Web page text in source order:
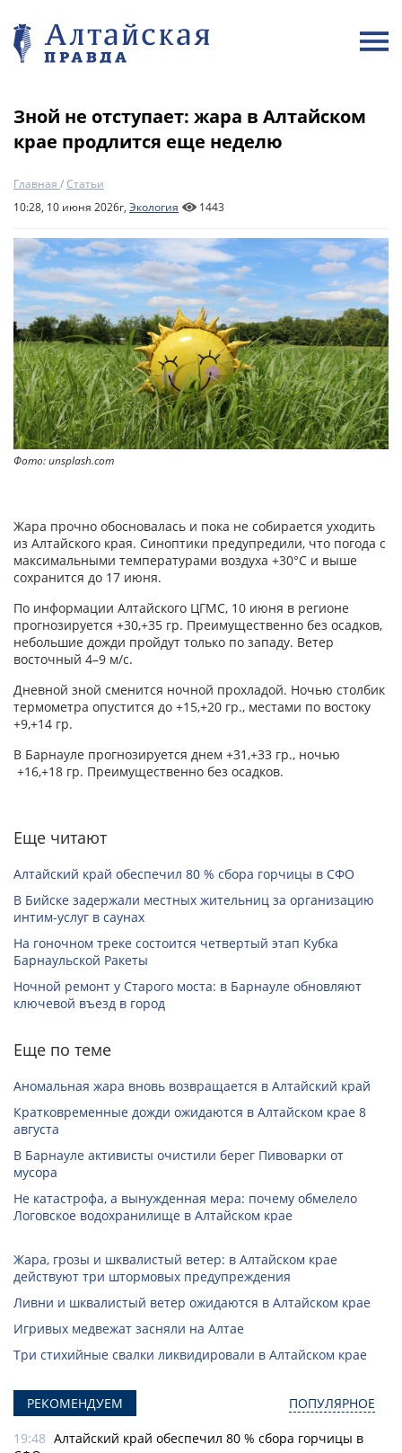
Зной не отступает: жара в Алтайском
крае продлится еще неделю
Главная /Статьи
10:28, 10 июня 2026г, Экология 1443
Фото: unsplash.com
Жара прочно обосновалась и пока не собирается уходить
из Алтайского края. Синоптики предупредили, что погода с
максимальными температурами воздуха +30°С и выше
сохранится до 17 июня.
По информации Алтайского ЦГМС, 10 июня в регионе
прогнозируется +30,+35 гр. Преимущественно без осадков,
небольшие дожди пройдут только по западу. Ветер
восточный 4–9 м/с.
Дневной зной сменится ночной прохладой. Ночью столбик
термометра опустится до +15,+20 гр., местами по востоку
+9,+14 гр.
В Барнауле прогнозируется днем +31,+33 гр., ночью
+16,+18 гр. Преимущественно без осадков.
Еще читают
Алтайский край обеспечил 80 % сбора горчицы в СФО
В Бийске задержали местных жительниц за организацию
интим-услуг в саунах
На гоночном треке состоится четвертый этап Кубка
Барнаульской Ракеты
Ночной ремонт у Старого моста: в Барнауле обновляют
ключевой въезд в город
Еще по теме
Аномальная жара вновь возвращается в Алтайский край
Кратковременные дожди ожидаются в Алтайском крае 8
августа
В Барнауле активисты очистили берег Пивоварки от
мусора
Не катастрофа, а вынужденная мера: почему обмелело
Логовское водохранилище в Алтайском крае
Жара, грозы и шквалистый ветер: в Алтайском крае
действуют три штормовых предупреждения
Ливни и шквалистый ветер ожидаются в Алтайском крае
Игривых медвежат засняли на Алтае
Три стихийные свалки ликвидировали в Алтайском крае
РЕКОМЕНДУЕМ ПОПУЛЯРНОЕ
19:48 Алтайский край обеспечил 80 % сбора горчицы в